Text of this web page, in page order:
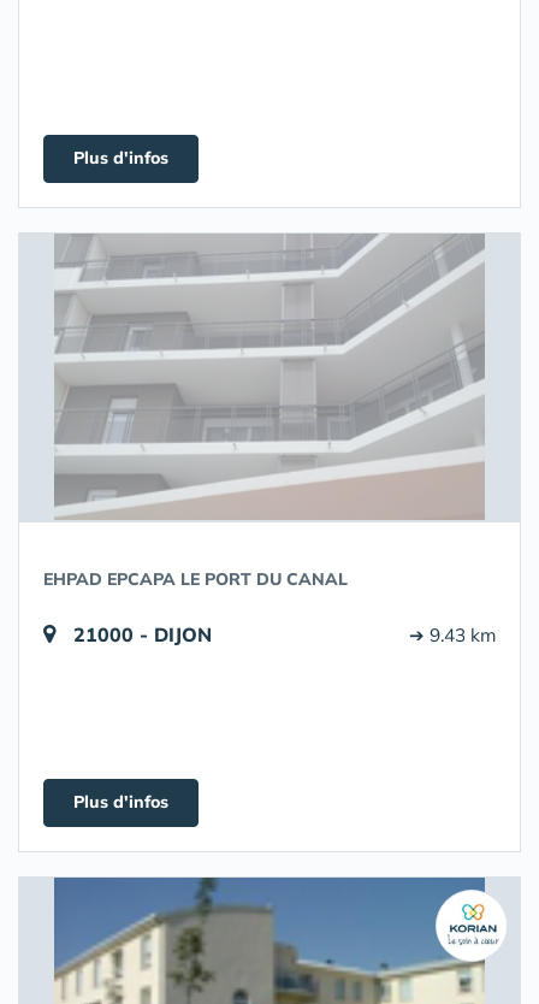
Plus d'infos
EHPAD EPCAPA LE PORT DU CANAL
21000 - DIJON ➔ 9.43 km
Plus d'infos